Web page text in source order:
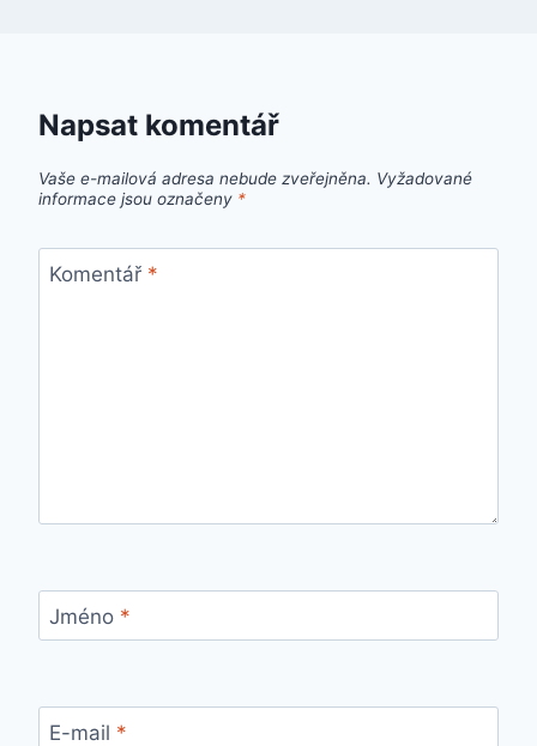
Napsat komentář
Vaše e-mailová adresa nebude zveřejněna. Vyžadované
informace jsou označeny *
Komentář *
Jméno *
E-mail *